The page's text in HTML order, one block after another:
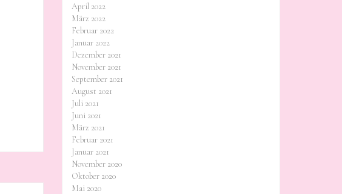
April 2022
März 2022
Februar 2022
Januar 2022
Dezember 2021
November 2021
September 2021
August 2021
Juli 2021
Juni 2021
März 2021
Februar 2021
Januar 2021
November 2020
Oktober 2020
Mai 2020